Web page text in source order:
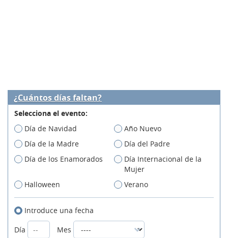
¿Cuántos días faltan?
Selecciona el evento:
Día de Navidad
Año Nuevo
Día de la Madre
Día del Padre
Día de los Enamorados
Día Internacional de la
Mujer
Halloween
Verano
Introduce una fecha
Día
Mes